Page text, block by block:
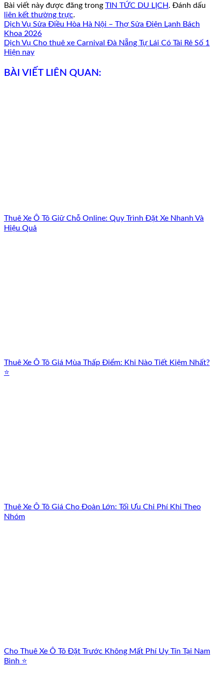
Bài viết này được đăng trong TIN TỨC DU LỊCH. Đánh dấu
liên kết thường trực.
Dịch Vụ Sửa Điều Hòa Hà Nội – Thợ Sửa Điện Lạnh Bách
Khoa 2026
Dịch Vụ Cho thuê xe Carnival Đà Nẵng Tự Lái Có Tài Rẻ Số 1
Hiện nay
BÀI VIẾT LIÊN QUAN:
Thuê Xe Ô Tô Giữ Chỗ Online: Quy Trình Đặt Xe Nhanh Và
Hiệu Quả
Thuê Xe Ô Tô Giá Mùa Thấp Điểm: Khi Nào Tiết Kiệm Nhất?
⭐
Thuê Xe Ô Tô Giá Cho Đoàn Lớn: Tối Ưu Chi Phí Khi Theo
Nhóm
Cho Thuê Xe Ô Tô Đặt Trước Không Mất Phí Uy Tín Tại Nam
Bình ⭐